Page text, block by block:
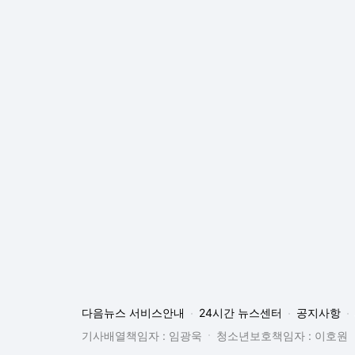
다음뉴스 서비스안내 24시간 뉴스센터 공지사항
기사배열책임자 : 임광욱
청소년보호책임자 : 이호원